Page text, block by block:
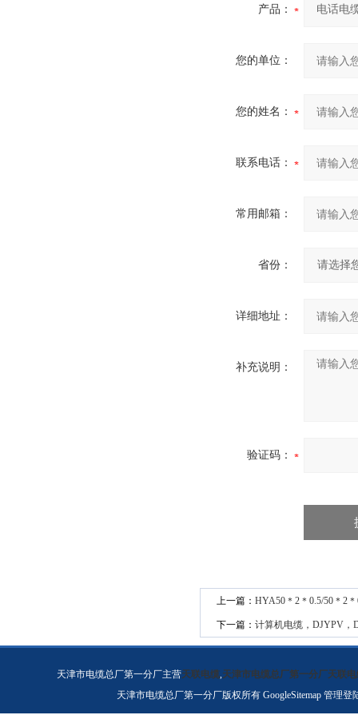
产品：
您的单位：
您的姓名：
联系电话：
常用邮箱：
省份：
详细地址：
补充说明：
验证码：
上一篇： HYA50＊2＊0.5/50＊2
下一篇： 计算机电缆，DJYPV，
天津市电缆总厂第一分厂主营天联电缆,天津市电缆总厂第一分厂天联电
天津市电缆总厂第一分厂版权所有 GoogleSitemap 管理登